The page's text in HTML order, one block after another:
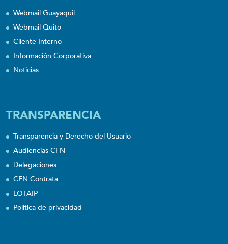
Webmail Guayaquil
Webmail Quito
Cliente Interno
Información Corporativa
Noticias
TRANSPARENCIA
Transparencia y Derecho del Usuario
Audiencias CFN
Delegaciones
CFN Contrata
LOTAIP
Política de privacidad